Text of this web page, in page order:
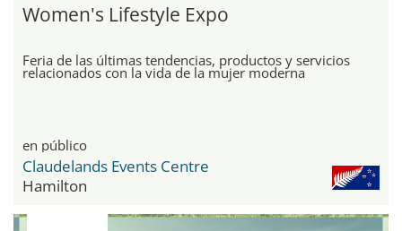
Women's Lifestyle Expo
Feria de las últimas tendencias, productos y servicios
relacionados con la vida de la mujer moderna
en público
Claudelands Events Centre
Hamilton